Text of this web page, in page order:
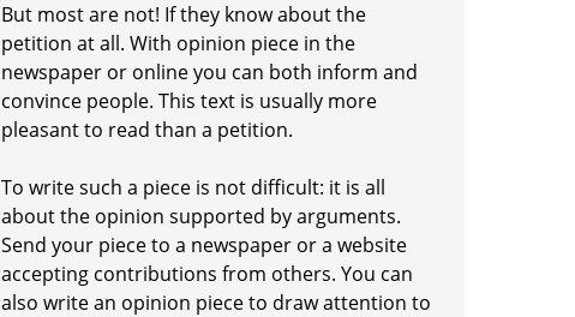
But most are not! If they know about the
petition at all. With opinion piece in the
newspaper or online you can both inform and
convince people. This text is usually more
pleasant to read than a petition.
To write such a piece is not difficult: it is all
about the opinion supported by arguments.
Send your piece to a newspaper or a website
accepting contributions from others. You can
also write an opinion piece to draw attention to